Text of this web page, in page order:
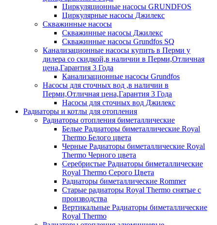
Циркуляционные насосы GRUNDFOS
Циркулярные насосы Джилекс
Скважинные насосы
Скважинные насосы Джилекс
Скважинные насосы Grundfos SQ
Канализационные насосы купить в Перми у
дилера со скидкой,в наличии в Перми,Отличная
цена,Гарантия 3 Года
Канализационные насосы Grundfos
Насосы для сточных вод ,в наличии в
Перми,Отличная цена,Гарантия 3 Года
Насосы для сточных вод Джилекс
Радиаторы и котлы для отопления
Радиаторы отопления биметаллические
Белые Радиаторы биметаллические Royal
Thermo Белого цвета
Черные Радиаторы биметаллические Royal
Thermo Черного цвета
Серебристые Радиаторы биметаллические
Royal Thermo Серого Цвета
Радиаторы биметаллические Rommer
Старые радиаторы Royal Thermo снятые с
производства
Вертикальные Радиаторы биметаллические
Royal Thermo